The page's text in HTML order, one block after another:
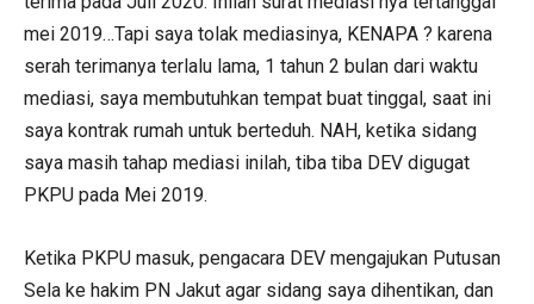
mei 2019…Tapi saya tolak mediasinya, KENAPA ? karena
serah terimanya terlalu lama, 1 tahun 2 bulan dari waktu
mediasi, saya membutuhkan tempat buat tinggal, saat ini
saya kontrak rumah untuk berteduh. NAH, ketika sidang
saya masih tahap mediasi inilah, tiba tiba DEV digugat
PKPU pada Mei 2019.
Ketika PKPU masuk, pengacara DEV mengajukan Putusan
Sela ke hakim PN Jakut agar sidang saya dihentikan, dan